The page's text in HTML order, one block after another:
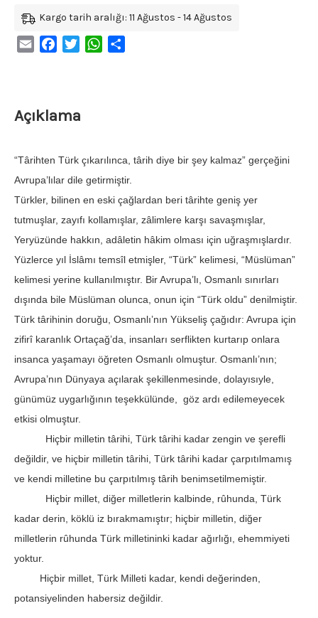
Kargo tarih aralığı: 11 Ağustos - 14 Ağustos
Email FacebookTwitterWhatsApp
Açıklama
“Târihten Türk çıkarılınca, târih diye bir şey kalmaz” gerçeğini
Avrupa’lılar dile getirmiştir.
Türkler, bilinen en eski çağlardan beri târihte geniş yer
tutmuşlar, zayıfı kollamışlar, zâlimlere karşı savaşmışlar,
Yeryüzünde hakkın, adâletin hâkim olması için uğraşmışlardır.
Yüzlerce yıl İslâmı temsîl etmişler, “Türk” kelimesi, “Müslüman”
kelimesi yerine kullanılmıştır. Bir Avrupa’lı, Osmanlı sınırları
dışında bile Müslüman olunca, onun için “Türk oldu” denilmiştir.
Türk târihinin doruğu, Osmanlı’nın Yükseliş çağıdır: Avrupa için
zifirî karanlık Ortaçağ’da, insanları serflikten kurtarıp onlara
insanca yaşamayı öğreten Osmanlı olmuştur. Osmanlı’nın;
Avrupa’nın Dünyaya açılarak şekillenmesin­de, dolayısıyle,
günümüz uygarlığının teşekkülünde, göz ardı edilemeyecek
etkisi olmuştur.
Hiçbir milletin târihi, Türk târihi kadar zengin ve şerefli
değildir, ve hiçbir milletin târihi, Türk târihi kadar çarpıtılmamış
ve kendi milletine bu çarpıtılmış târih benimsetilmemiştir.
Hiçbir millet, diğer milletlerin kalbinde, rûhunda, Türk
kadar derin, köklü iz bırakmamıştır; hiçbir milletin, diğer
milletlerin rûhunda Türk milletininki kadar ağırlığı, ehemmiyeti
yoktur.
Hiçbir millet, Türk Milleti kadar, kendi değerinden,
potansiyelinden habersiz değildir.